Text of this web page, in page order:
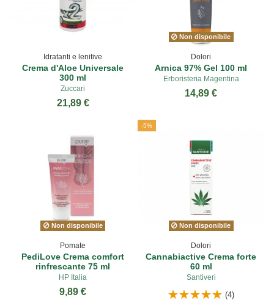
Idratanti e lenitive
Crema d'Aloe Universale
300 ml
Zuccari
21,89 €
Non disponibile
Dolori
Arnica 97% Gel 100 ml
Erboristeria Magentina
14,89 €
Non disponibile
Pomate
PediLove Crema comfort
rinfrescante 75 ml
HP Italia
9,89 €
-5%
Non disponibile
Dolori
Cannabiactive Crema forte
60 ml
Santiveri
(4)